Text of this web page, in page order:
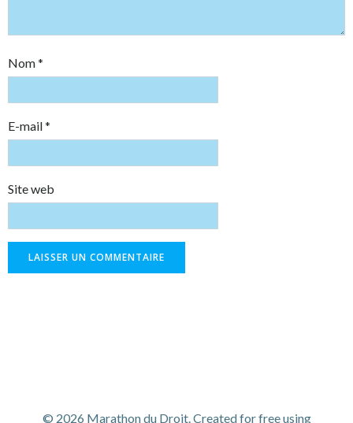
Nom*
E-mail*
Site web
© 2026 Marathon du Droit. Created for free using